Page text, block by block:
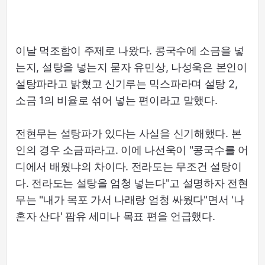
이날 먹조합이 주제로 나왔다. 콩국수에 소금을 넣
는지, 설탕을 넣는지 묻자 유민상, 나성욱은 본인이
설탕파라고 밝혔고 신기루는 믹스파라며 설탕 2,
소금 1의 비율로 섞어 넣는 편이라고 말했다.
전현무는 설탕파가 있다는 사실을 신기해했다. 본
인의 경우 소금파라고. 이에 나선욱이 "콩국수를 어
디에서 배웠냐의 차이다. 전라도는 무조건 설탕이
다. 전라도는 설탕을 엄청 넣는다"고 설명하자 전현
무는 "내가 목포 가서 나래랑 엄청 싸웠다"면서 '나
혼자 산다' 팜유 세미나 목표 편을 언급했다.